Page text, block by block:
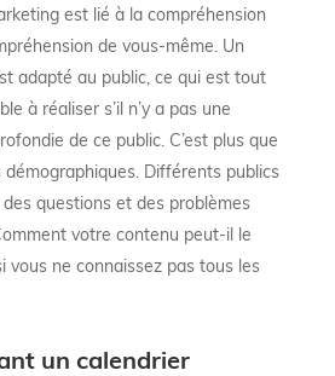
est lié à la compréhension
de vous-même. Un
adapté au public, ce qui est tout
à réaliser s’il n’y a pas une
de ce public. C’est plus que
Différents publics
questions et des problèmes
votre contenu peut-il le
vous ne connaissez pas tous les
un calendrier